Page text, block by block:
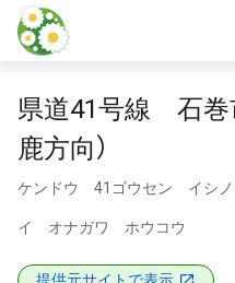
本文に飛ぶ
県道41号線 石巻
鹿方向）
ケンドウ 41ゴウセン イシ
イ オナガワ ホウコウ